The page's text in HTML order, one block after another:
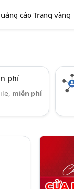
cáo Trang vàng
phí
miễn phí